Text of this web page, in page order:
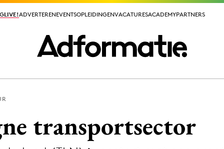
ADVERTERENEVENTSOPLEIDINGENVACATURESACADEMYPARTNERS
ADVERTERENEVENTSOPLEIDINGENVACATURESACADEMYPARTNERS
transportsector